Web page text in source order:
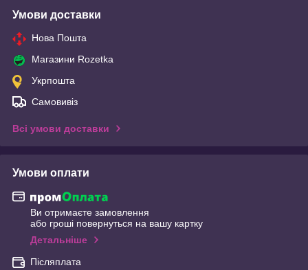
Умови доставки
Нова Пошта
Магазини Rozetka
Укрпошта
Самовивіз
Всі умови доставки
Умови оплати
Ви отримаєте замовлення
або гроші повернуться на вашу картку
Детальніше
Післяплата